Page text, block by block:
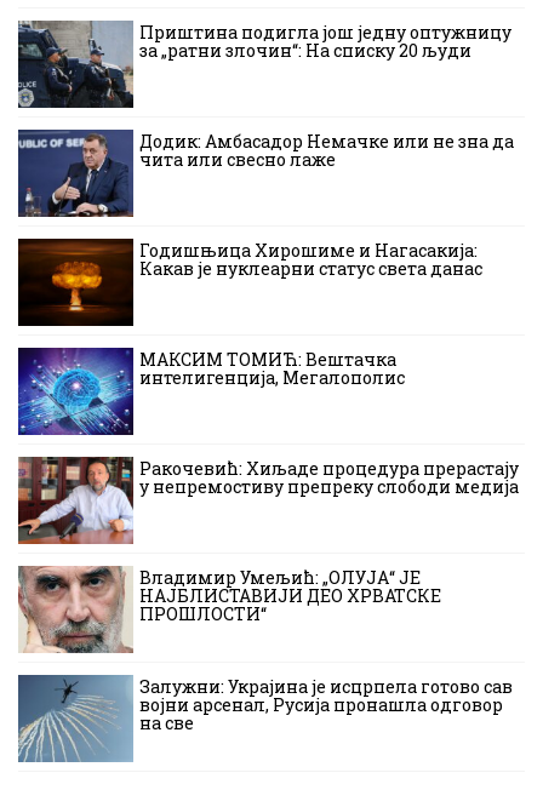
Приштина подигла још једну оптужницу
за „ратни злочин“: На списку 20 људи
Додик: Амбасадор Немачке или не зна да
чита или свесно лаже
Годишњица Хирошиме и Нагасакија:
Какав је нуклеарни статус света данас
МАКСИМ ТОМИЋ: Вештачка
интелигенција, Мегалополис
Ракочевић: Хиљаде процедура прерастају
у непремостиву препреку слободи медија
Владимир Умељић: „ОЛУЈА“ ЈЕ
НАЈБЛИСТАВИЈИ ДЕО ХРВАТСКЕ
ПРОШЛОСТИ“
Залужни: Украјина је исцрпела готово сав
војни арсенал, Русија пронашла одговор
на све